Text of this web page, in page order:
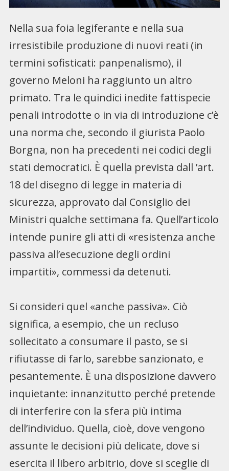
Nella sua foia legiferante e nella sua
irresistibile produzione di nuovi reati (in
termini sofisticati: panpenalismo), il
governo Meloni ha raggiunto un altro
primato. Tra le quindici inedite fattispecie
penali introdotte o in via di introduzione c’è
una norma che, secondo il giurista Paolo
Borgna, non ha precedenti nei codici degli
stati democratici. È quella prevista dall ’art.
18 del disegno di legge in materia di
sicurezza, approvato dal Consiglio dei
Ministri qualche settimana fa. Quell’articolo
intende punire gli atti di «resistenza anche
passiva all’esecuzione degli ordini
impartiti», commessi da detenuti.
Si consideri quel «anche passiva». Ciò
significa, a esempio, che un recluso
sollecitato a consumare il pasto, se si
rifiutasse di farlo, sarebbe sanzionato, e
pesantemente. È una disposizione davvero
inquietante: innanzitutto perché pretende
di interferire con la sfera più intima
dell’individuo. Quella, cioè, dove vengono
assunte le decisioni più delicate, dove si
esercita il libero arbitrio, dove si sceglie di